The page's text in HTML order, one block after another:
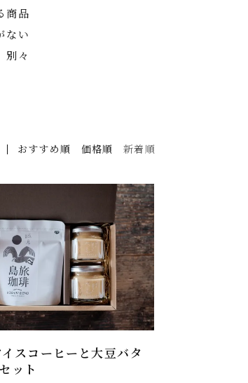
商品
ない
別々
おすすめ順 価格順 新着順
スコーヒーと大豆バタ
ット